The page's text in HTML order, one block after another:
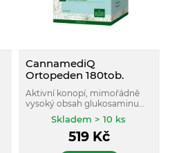
CannamediQ
Ortopeden 180tob.
Aktivní konopí, mimořádně
vysoký obsah glukosaminu
a extrakt kurkumy pro
pružnost kloubů, dobrý stav
kostí a celého pohybového
Skladem > 10 ks
519 Kč